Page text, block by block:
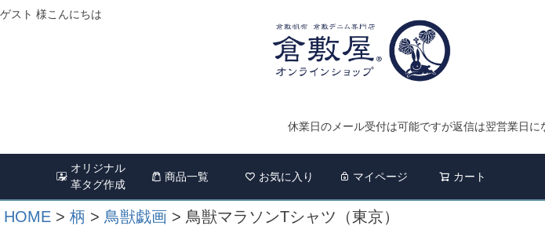
ゲスト 様こんにちは
休業日のメール受付は可能ですが返信は翌営業日に
オリジナル
革タグ作成
商品一覧 お気に入り マイページ カート
HOME 柄 鳥獣戯画 鳥獣マラソンTシャツ（東京）